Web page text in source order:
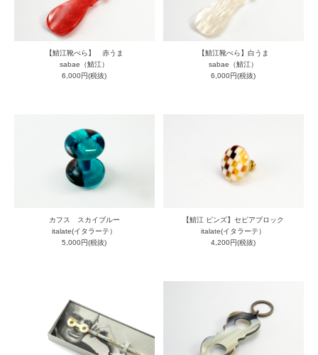
【鯖江靴べら】 赤うま
sabae（鯖江）
6,000円(税抜)
【鯖江靴べら】白うま
sabae（鯖江）
6,000円(税抜)
カフス スカイブルー
italate(イタラーテ）
5,000円(税抜)
【鯖江 ピンズ】セピアブロック
italate(イタラーテ）
4,200円(税抜)